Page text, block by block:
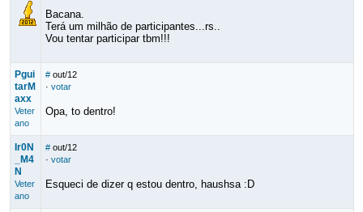
Bacana.
Terá um milhão de participantes...rs..
Vou tentar participar tbm!!!
Pgui
tarM
axx
Veter
ano
# out/12
· votar
Opa, to dentro!
Ir0N
_M4
N
Veter
ano
# out/12
· votar
Esqueci de dizer q estou dentro, haushsa :D